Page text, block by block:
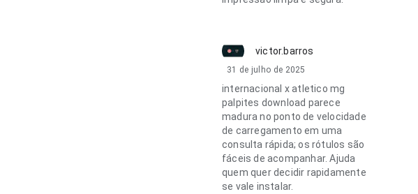
victor.barros
31 de julho de 2025
internacional x atletico mg
palpites download parece
madura no ponto de velocidade
de carregamento em uma
consulta rápida; os rótulos são
fáceis de acompanhar. Ajuda
quem quer decidir rapidamente
se vale instalar.